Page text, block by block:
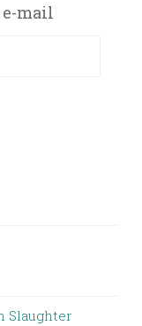
e-mail
Slaughter